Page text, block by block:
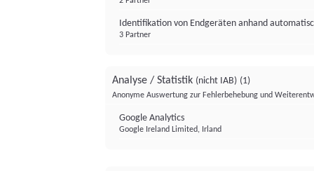
Identifikation von Endgeräten anhand
3 Partner
Analyse / Statistik (nicht IAB) (1)
Anonyme Auswertung zur Fehlerbehebung und
Google Analytics
Google Ireland Limited, Irland